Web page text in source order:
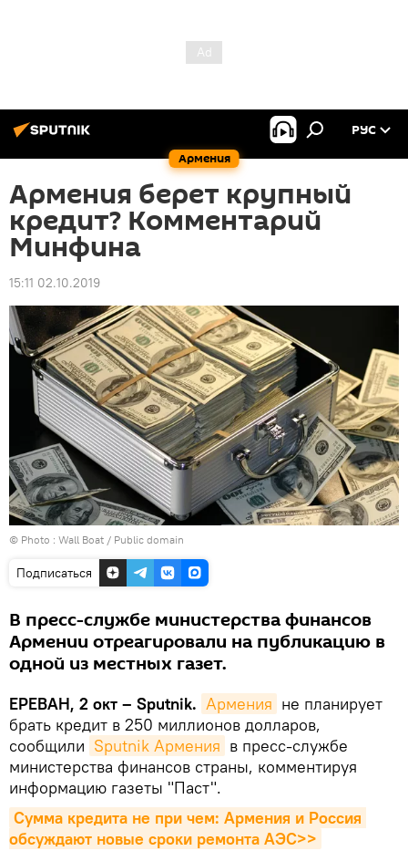
Армения
РУС
Армения берет крупный
кредит? Комментарий
Минфина
15:11 02.10.2019
© Photo : Wall Boat / Public domain
Подписаться
В пресс-службе министерства финансов
Армении отреагировали на публикацию в
одной из местных газет.
ЕРЕВАН, 2 окт – Sputnik. Армения не планирует
брать кредит в 250 миллионов долларов,
сообщили Sputnik Армения в пресс-службе
министерства финансов страны, комментируя
информацию газеты "Паст".
Сумма кредита не при чем: Армения и Россия
обсуждают новые сроки ремонта АЭС>>